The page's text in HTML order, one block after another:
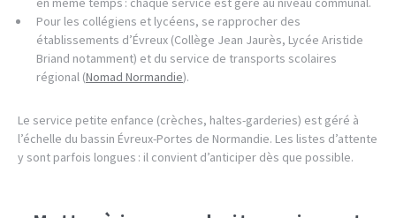
Pour les collégiens et lycéens, se rapprocher des
établissements d’Évreux (Collège Jean Jaurès, Lycée Aristide
Briand notamment) et du service de transports scolaires
régional (Nomad Normandie).
Le service petite enfance (crèches, haltes-garderies) est géré à
l’échelle du bassin Évreux-Portes de Normandie. Les listes d’attente
y sont parfois longues : il convient d’anticiper dès que possible.